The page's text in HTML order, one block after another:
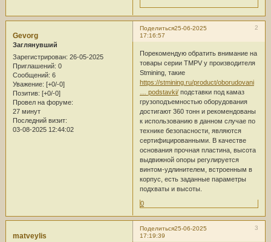
Поделиться 2
25-06-2025
17:16:57
Gevorg
Заглянувший
Зарегистрирован: 26-05-2025
Приглашений: 0
Сообщений: 6
Уважение: [+0/-0]
Позитив: [+0/-0]
Провел на форуме:
27 минут
Последний визит:
03-08-2025 12:44:02
Порекомендую обратить внимание на
товары серии TMPV у производителя
Stmining, такие
https://stmining.ru/product/oborudovani
… podstavki/подставки под камаз
грузоподъемностью оборудования
достигают 360 тонн и рекомендованы
к использованию в данном случае по
технике безопасности, являются
сертифицированными. В качестве
основания прочная пластина, высота
выдвижной опоры регулируется
винтом-удлинителем, встроенным в
корпус, есть заданные параметры
подхваты и высоты.
0
Поделиться 3
25-06-2025
17:19:39
matveylis